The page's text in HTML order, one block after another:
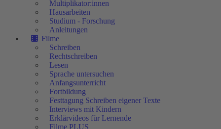
Multiplikator:innen
Hausarbeiten
Studium - Forschung
Anleitungen
Filme
Schreiben
Rechtschreiben
Lesen
Sprache untersuchen
Anfangsunterricht
Fortbildung
Festtagung Schreiben eigener Texte
Interviews mit Kindern
Erklärvideos für Lernende
Filme PLUS